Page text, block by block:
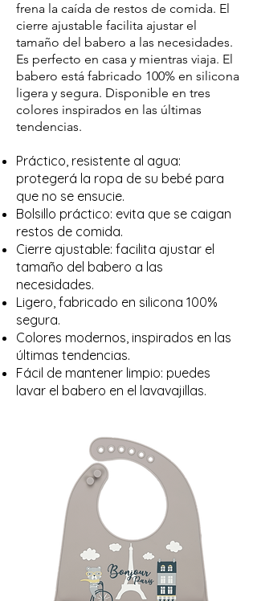
frena la caída de restos de comida. El
cierre ajustable facilita ajustar el
tamaño del babero a las necesidades.
Es perfecto en casa y mientras viaja. El
babero está fabricado 100% en silicona
ligera y segura. Disponible en tres
colores inspirados en las últimas
tendencias.
Práctico, resistente al agua:
protegerá la ropa de su bebé para
que no se ensucie.
Bolsillo práctico: evita que se caigan
restos de comida.
Cierre ajustable: facilita ajustar el
tamaño del babero a las
necesidades.
Ligero, fabricado en silicona 100%
segura.
Colores modernos, inspirados en las
últimas tendencias.
Fácil de mantener limpio: puedes
lavar el babero en el lavavajillas.